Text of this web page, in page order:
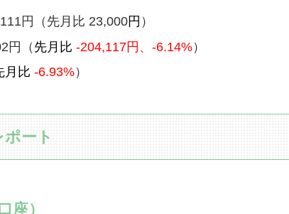
円（先月比 23,000円 ）
円（ 先月比 -204,117円、-6.14%）
月比 -6.93%）
ート
座）